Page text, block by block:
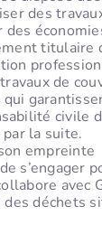
des
titulaire
de
civile
la suite.
empreinte
s’engager
avec
déchets